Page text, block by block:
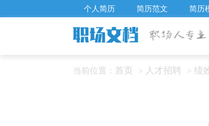
个人简历 简历范文 简历
当前位置： 首页 > 人才招聘 > 绩